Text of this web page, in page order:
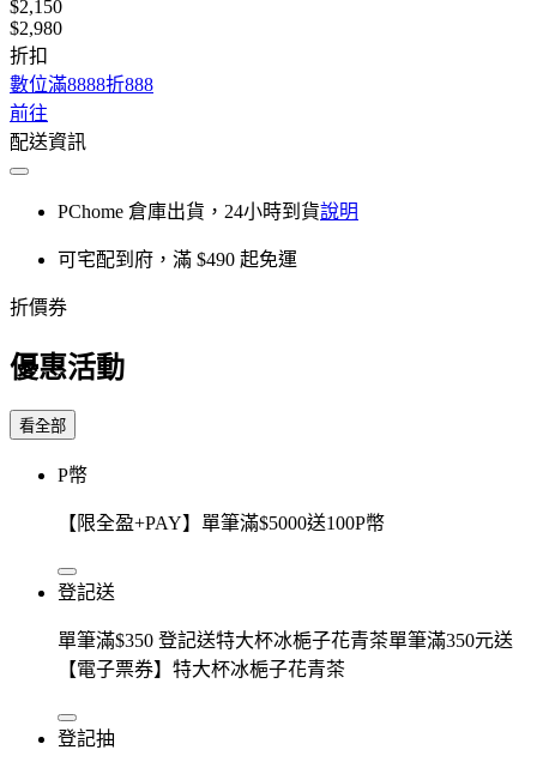
$2,150
$2,980
折扣
數位滿8888折888
前往
配送資訊
PChome 倉庫出貨，24小時到貨說明
可宅配到府，滿 $490 起免運
折價券
優惠活動
看全部
P幣
【限全盈+PAY】單筆滿$5000送100P幣
登記送
單筆滿$350 登記送特大杯冰梔子花青茶單筆滿350元送
【電子票券】特大杯冰梔子花青茶
登記抽